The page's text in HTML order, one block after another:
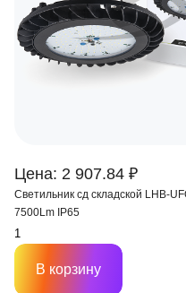
Цена: 2 907.84 ₽
Светильник сд складской LHB-
7500Lm IP65
В корзину